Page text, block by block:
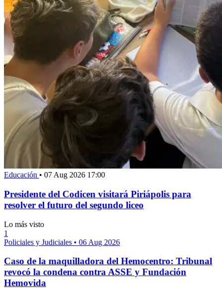
Educación • 07 Aug 2026 17:00
Presidente del Codicen visitará Piriápolis para
resolver el futuro del segundo liceo
Lo más visto
1
Policiales y Judiciales • 06 Aug 2026
Caso de la maquilladora del Hemocentro: Tribunal
revocó la condena contra ASSE y Fundación
Hemovida